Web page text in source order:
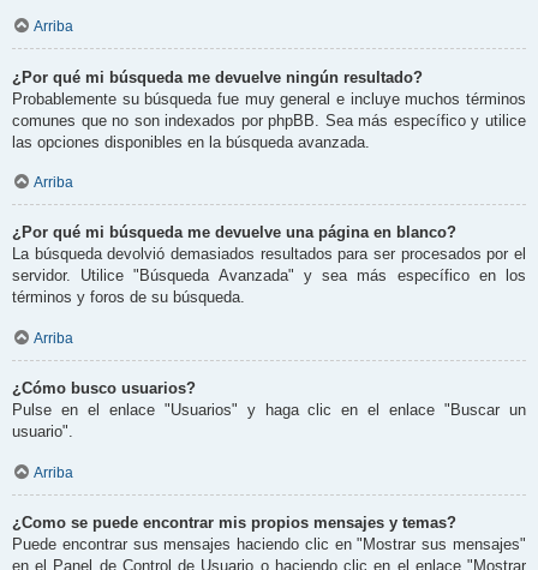
Arriba
¿Por qué mi búsqueda me devuelve ningún resultado?
Probablemente su búsqueda fue muy general e incluye muchos términos
comunes que no son indexados por phpBB. Sea más específico y utilice
las opciones disponibles en la búsqueda avanzada.
Arriba
¿Por qué mi búsqueda me devuelve una página en blanco?
La búsqueda devolvió demasiados resultados para ser procesados por el
servidor. Utilice "Búsqueda Avanzada" y sea más específico en los
términos y foros de su búsqueda.
Arriba
¿Cómo busco usuarios?
Pulse en el enlace "Usuarios" y haga clic en el enlace "Buscar un
usuario".
Arriba
¿Como se puede encontrar mis propios mensajes y temas?
Puede encontrar sus mensajes haciendo clic en "Mostrar sus mensajes"
en el Panel de Control de Usuario o haciendo clic en el enlace "Mostrar